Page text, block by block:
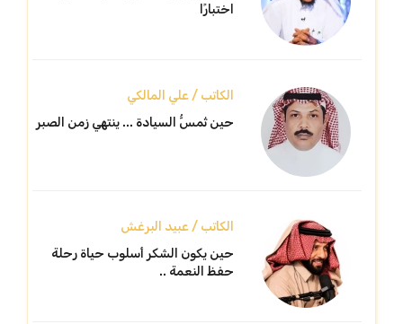
اختبارًا
الكاتب / علي المالكي
حين تُمسُّ السيادة ... ينتهي زمن الصبر
الكاتب / عبيد البرغش
حين يكون الشكر أسلوب حياة رحلة
حفظ النعمة ..